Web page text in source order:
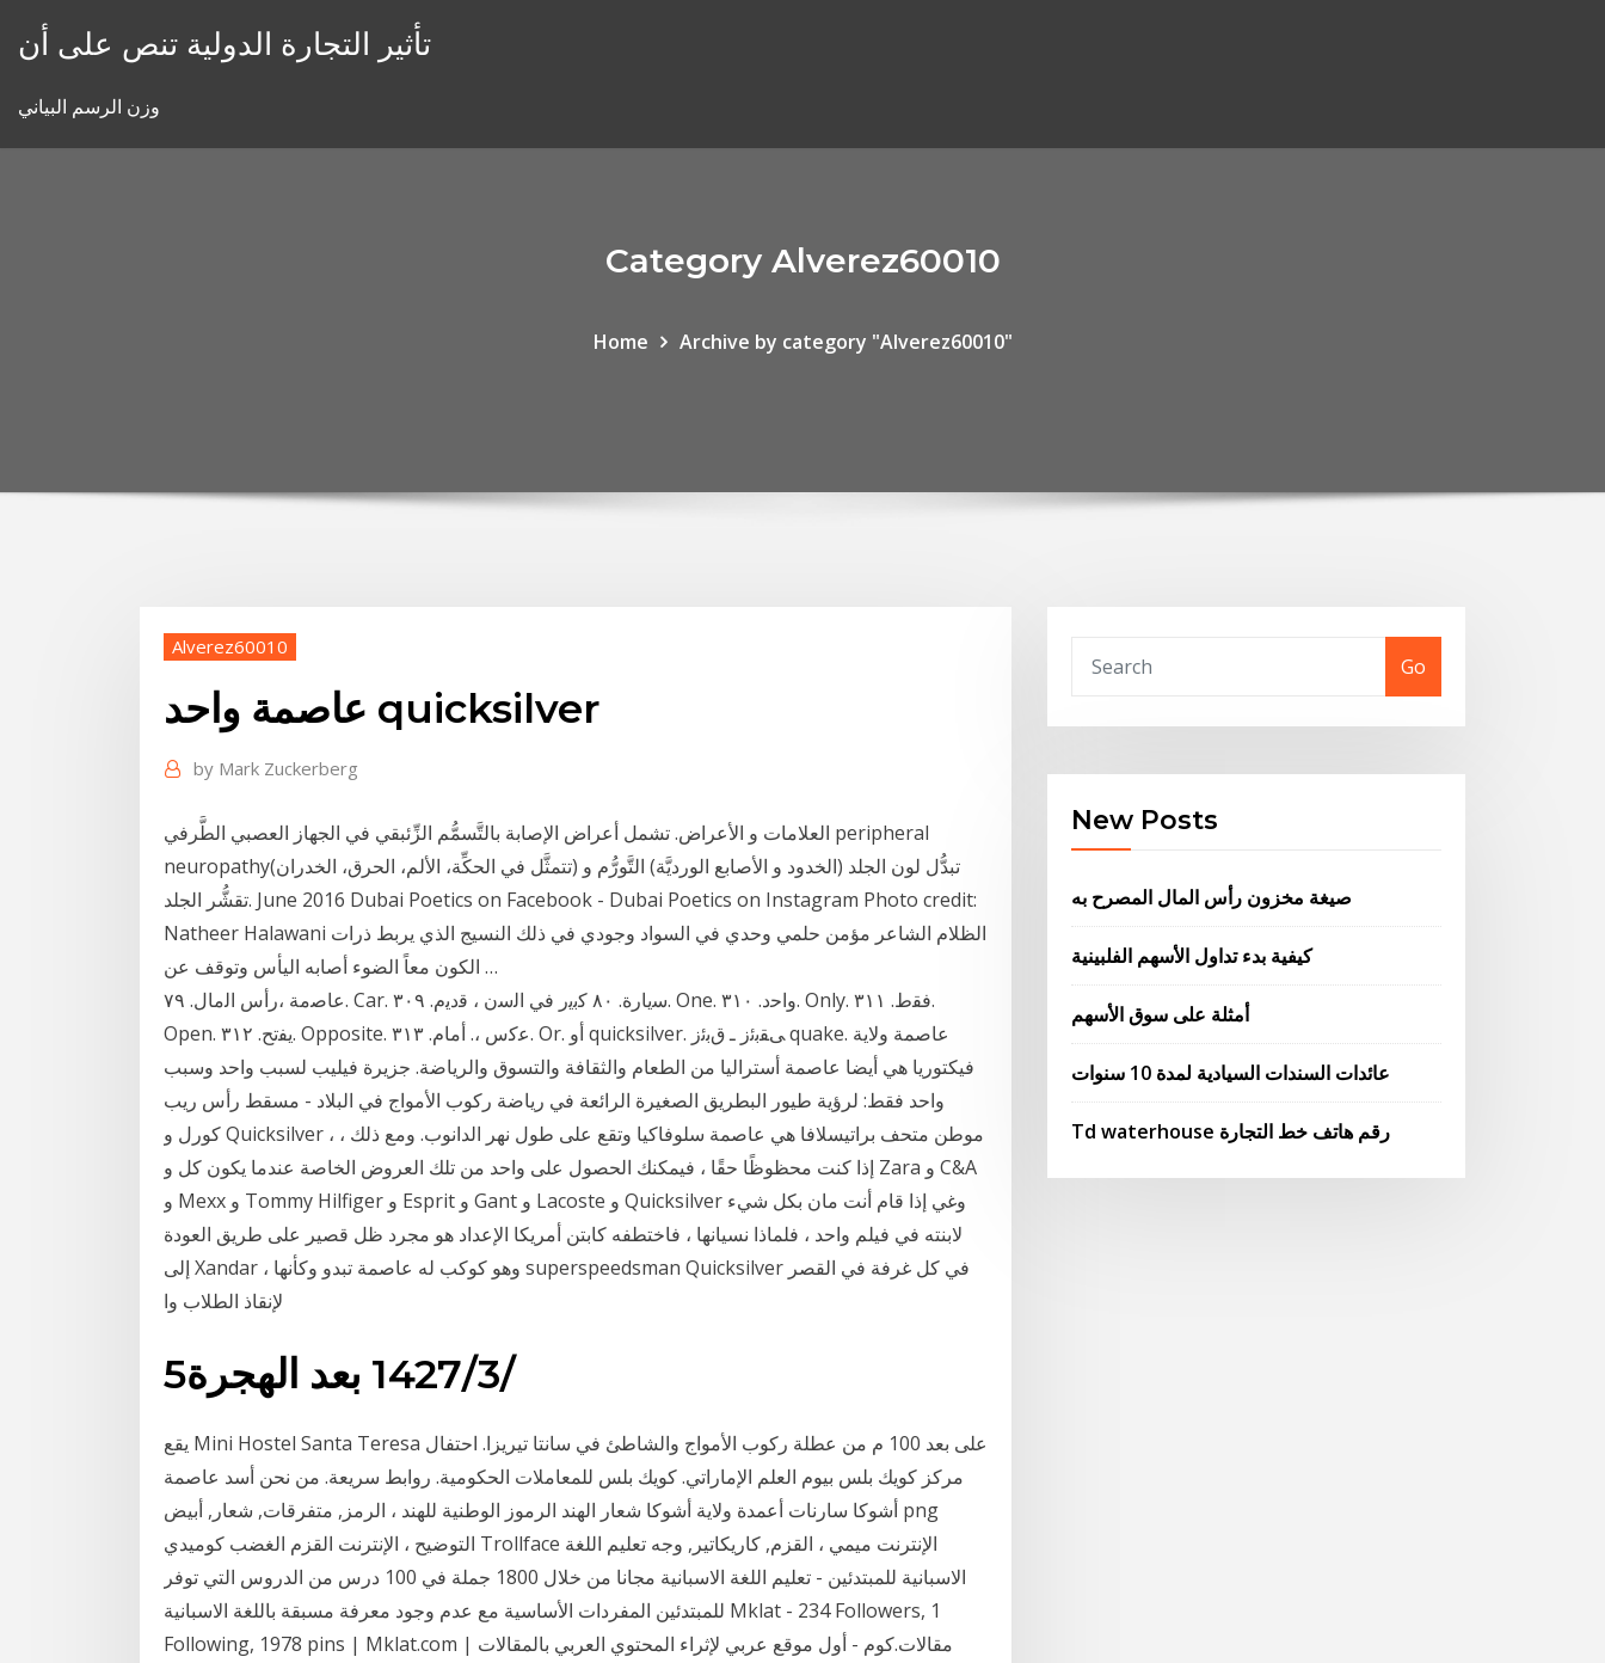
تأثير التجارة الدولية تنص على أن
وزن الرسم البياني
Category Alverez60010
Home Archive by category "Alverez60010"
Alverez60010
عاصمة واحد quicksilver
by Mark Zuckerberg
العلامات و الأعراض. تشمل أعراض الإصابة بالتَّسمُّم الزِّئبقي في الجهاز العصبي الطَّرفي peripheral
neuropathy(تتمثَّل في الحكِّة، الألم، الحرق، الخدران) تبدُّل لون الجلد (الخدود و الأصابع الورديَّة) التَّورُّم و
تقشُّر الجلد. June 2016 Dubai Poetics on Facebook - Dubai Poetics on Instagram Photo credit:
Natheer Halawani الظلام الشاعر مؤمن حلمي وحدي في السواد وجودي في ذلك النسيج الذي يربط ذرات
الكون معاً الضوء أصابه اليأس وتوقف عن …
ﻋﺎﺻﻣﺔ ،رأس اﻟﻣﺎل. ٧٩. Car. ﺳﯾﺎرة. ٨٠ ﮐﺑﯾر ﻓﻲ اﻟﺳن ، ﻗدﯾم. ٣٠٩. One. واﺣد. ٣١٠. Only. ﻓﻘط. ٣١١.
Open. ﯾﻔﺗﺢ. ٣١٢. Opposite. ﻋﮐس ،. أﻣﺎم. ٣١٣. Or. أو quicksilver. ﯽﻘﺑﺋز ـ قﺑﺋز quake. عاصمة ولاية
فيكتوريا هي أيضا عاصمة أستراليا من الطعام والثقافة والتسوق والرياضة. جزيرة فيليب لسبب واحد وسبب
واحد فقط: لرؤية طيور البطريق الصغيرة الرائعة في رياضة ركوب الأمواج في البلاد - مسقط رأس ريب
كورل و Quicksilver ، موطن متحف براتيسلافا هي عاصمة سلوفاكيا وتقع على طول نهر الدانوب. ومع ذلك ،
إذا كنت محظوظًا حقًا ، فيمكنك الحصول على واحد من تلك العروض الخاصة عندما يكون كل و Zara و C&A
و Mexx و Tommy Hilfiger و Esprit و Gant و Lacoste و Quicksilver وغي إذا قام أنت مان بكل شيء
لابنته في فيلم واحد ، فلماذا نسيانها ، فاختطفه كابتن أمريكا الإعداد هو مجرد ظل قصير على طريق العودة
إلى Xandar ، وهو كوكب له عاصمة تبدو وكأنها superspeedsman Quicksilver في كل غرفة في القصر
لإنقاذ الطلاب وا
5‏‏/3‏‏/1427 بعد الهجرة
يقع Mini Hostel Santa Teresa على بعد 100 م من عطلة ركوب الأمواج والشاطئ في سانتا تيريزا. احتفال
مركز كويك بلس بيوم العلم الإماراتي. كويك بلس للمعاملات الحكومية. روابط سريعة. من نحن أسد عاصمة
أشوكا سارنات أعمدة ولاية أشوكا شعار الهند الرموز الوطنية للهند ، الرمز, متفرقات, شعار, أبيض png
التوضيح ، الإنترنت القزم الغضب كوميدي Trollface الإنترنت ميمي ، القزم, كاريكاتير, وجه تعليم اللغة
الاسبانية للمبتدئين - تعليم اللغة الاسبانية مجانا من خلال 1800 جملة في 100 درس من الدروس التي توفر
للمبتدئين المفردات الأساسية مع عدم وجود معرفة مسبقة باللغة الاسبانية Mklat - 234 Followers, 1
Following, 1978 pins | Mklat.com | مقالات.كوم - أول موقع عربي لإثراء المحتوي العربي بالمقالات
Go
New Posts
صيغة مخزون رأس المال المصرح به
كيفية بدء تداول الأسهم الفلبينية
أمثلة على سوق الأسهم
عائدات السندات السيادية لمدة 10 سنوات
Td waterhouse رقم هاتف خط التجارة